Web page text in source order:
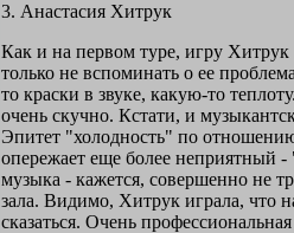
3. Анастасия Хитрук
Как и на первом туре, игру Хитрук
только не вспоминать о ее
то краски в звуке, какую-то
очень скучно. Кстати, и
Эпитет "холодность" по
опережает еще более неприятный -
музыка - кажется, совершенно не
зала. Видимо, Хитрук играла, что
сказаться. Очень